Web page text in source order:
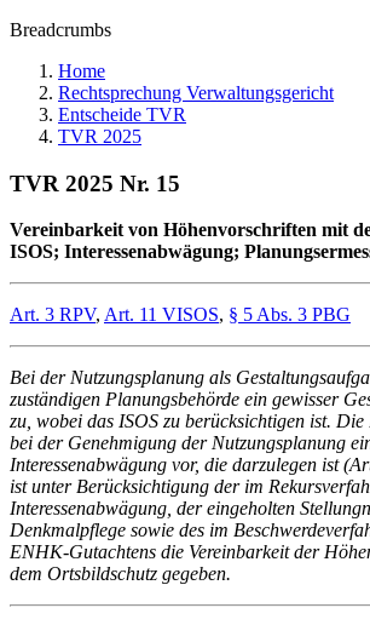
Breadcrumbs
Home
Rechtsprechung Verwaltungsgericht
Entscheide TVR
TVR 2025
TVR 2025 Nr. 15
Vereinbarkeit von Höhenvorschriften mit
ISOS; Interessenabwägung;
Art. 3 RPV, Art. 11 VISOS, § 5 Abs. 3 PBG
Bei der Nutzungsplanung als
zuständigen Planungsbehörde ein gewisser
zu, wobei das ISOS zu berücksichtigen ist. Die
bei der Genehmigung der Nutzungsplanung
Interessenabwägung vor, die darzulegen ist
ist unter Berücksichtigung der im
Interessenabwägung, der eingeholten
Denkmalpflege sowie des im
ENHK-Gutachtens die Vereinbarkeit der
dem Ortsbildschutz gegeben.